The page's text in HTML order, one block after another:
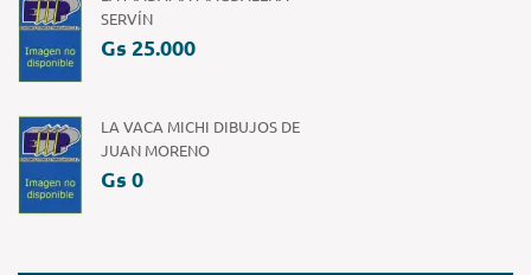
SERVÍN
Gs 25.000
LA VACA MICHI DIBUJOS DE
JUAN MORENO
Gs 0